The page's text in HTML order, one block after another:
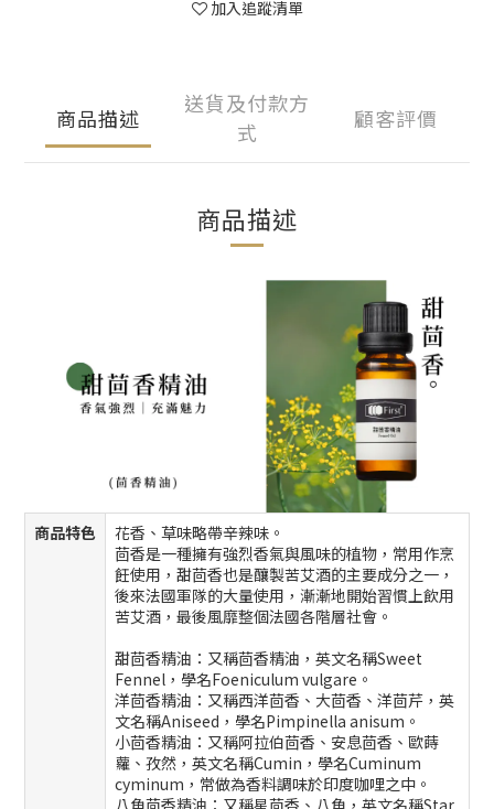
加入追蹤清單
商品描述
送貨及付款方
式
顧客評價
商品描述
商品特色
花香、草味略帶辛辣味。
茴香是一種擁有強烈香氣與風味的植物，常用作烹
飪使用，甜茴香也是釀製苦艾酒的主要成分之一，
後來法國軍隊的大量使用，漸漸地開始習慣上飲用
苦艾酒，最後風靡整個法國各階層社會。
甜茴香精油：又稱茴香精油，英文名稱Sweet
Fennel，學名Foeniculum vulgare。
洋茴香精油：又稱西洋茴香、大茴香、洋茴芹，英
文名稱Aniseed，學名Pimpinella anisum。
小茴香精油：又稱阿拉伯茴香、安息茴香、歐蒔
蘿、孜然，英文名稱Cumin，學名Cuminum
cyminum，常做為香料調味於印度咖哩之中。
八角茴香精油：又稱星茴香、八角，英文名稱Star